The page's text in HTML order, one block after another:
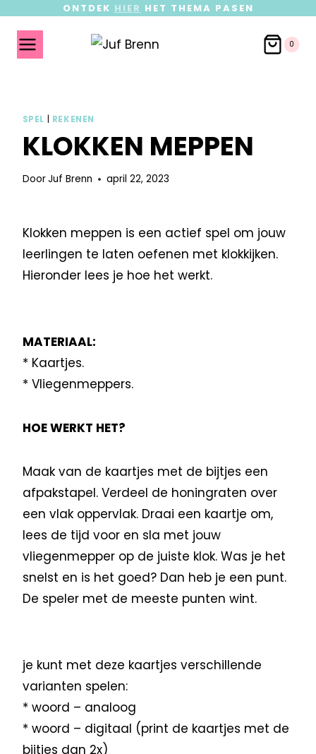
ONTDEK HIER HET THEMA PASEN
0
SPEL REKENEN
KLOKKEN MEPPEN
DoorJuf Brenn april 22, 2023
Klokken meppen is een actief spel om jouw
leerlingen te laten oefenen met klokkijken.
Hieronder lees je hoe het werkt.
MATERIAAL:
* Kaartjes.
* Vliegenmeppers.
HOE WERKT HET?
Maak van de kaartjes met de bijtjes een
afpakstapel. Verdeel de honingraten over
een vlak oppervlak. Draai een kaartje om,
lees de tijd voor en sla met jouw
vliegenmepper op de juiste klok. Was je het
snelst en is het goed? Dan heb je een punt.
De speler met de meeste punten wint.
je kunt met deze kaartjes verschillende
varianten spelen:
* woord – analoog
* woord – digitaal (print de kaartjes met de
bijtjes dan 2x)